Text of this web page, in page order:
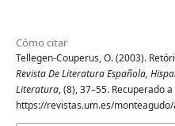
Cómo citar
Tellegen-Couperus, O. (2003).
Revista De Literatura Española,
Literatura, (8), 37–55. Recuperado
https://revistas.um.es/